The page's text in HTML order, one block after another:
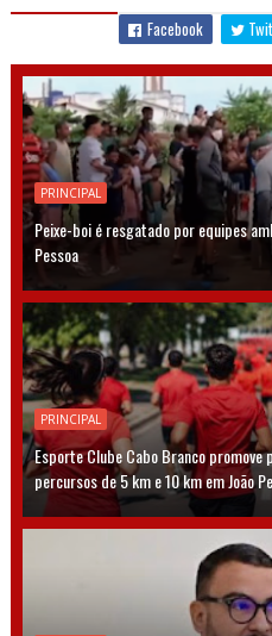
Facebook
PRINCIPAL
Peixe-boi é resgatado por equipes
Pessoa
PRINCIPAL
Esporte Clube Cabo Branco promove
percursos de 5 km e 10 km em João